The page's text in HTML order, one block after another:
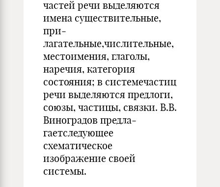
частей речи выделяются
имена существительные,
при­
лагательные,числительные,
местоимения, глаголы,
наречия, категория
состояния; в системечастиц
речи выделяются предлоги,
союзы, частицы, связки. В.В.
Виноградов предла­
гаетследующее
схематическое
изображение своей
системы.